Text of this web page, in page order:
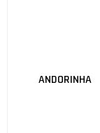
ANDORINHA